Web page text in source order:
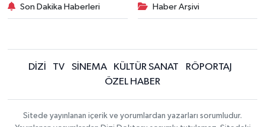
Son Dakika Haberleri Haber Arşivi
DİZİ TV SİNEMA KÜLTÜR SANAT
RÖPORTAJ
ÖZEL HABER
Sitede yayınlanan içerik ve yorumlardan yazarları sorumludur.